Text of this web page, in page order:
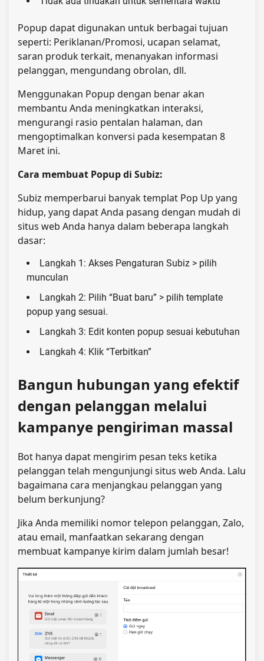
Popup dapat digunakan untuk berbagai tujuan
seperti: Periklanan/Promosi, ucapan selamat,
saran produk terkait, menanyakan informasi
pelanggan, mengundang obrolan, dll.
Menggunakan Popup dengan benar akan
membantu Anda meningkatkan interaksi,
mengurangi rasio pentalan halaman, dan
mengoptimalkan konversi pada kesempatan 8
Maret ini.
Cara membuat Popup di Subiz:
Subiz memperbarui banyak templat Pop Up yang
hidup, yang dapat Anda pasang dengan mudah di
situs web Anda hanya dalam beberapa langkah
dasar:
Langkah 1: Akses Pengaturan Subiz > pilih
munculan
Langkah 2: Pilih “Buat baru” > pilih template
popup yang sesuai.
Langkah 3: Edit konten popup sesuai kebutuhan
Langkah 4: Klik “Terbitkan”
Bangun hubungan yang efektif
dengan pelanggan melalui
kampanye pengiriman massal
Bot hanya dapat mengirim pesan teks ketika
pelanggan telah mengunjungi situs web Anda. Lalu
bagaimana cara menjangkau pelanggan yang
belum berkunjung?
Jika Anda memiliki nomor telepon pelanggan, Zalo,
atau email, manfaatkan sekarang dengan
membuat kampanye kirim dalam jumlah besar!